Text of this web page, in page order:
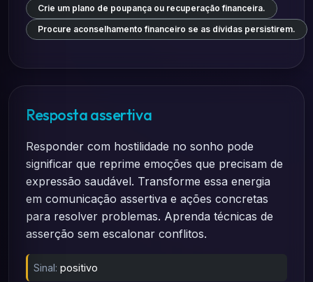
Crie um plano de poupança ou recuperação financeira.
Procure aconselhamento financeiro se as dívidas persistirem.
Resposta assertiva
Responder com hostilidade no sonho pode
significar que reprime emoções que precisam de
expressão saudável. Transforme essa energia
em comunicação assertiva e ações concretas
para resolver problemas. Aprenda técnicas de
asserção sem escalonar conflitos.
Sinal: positivo